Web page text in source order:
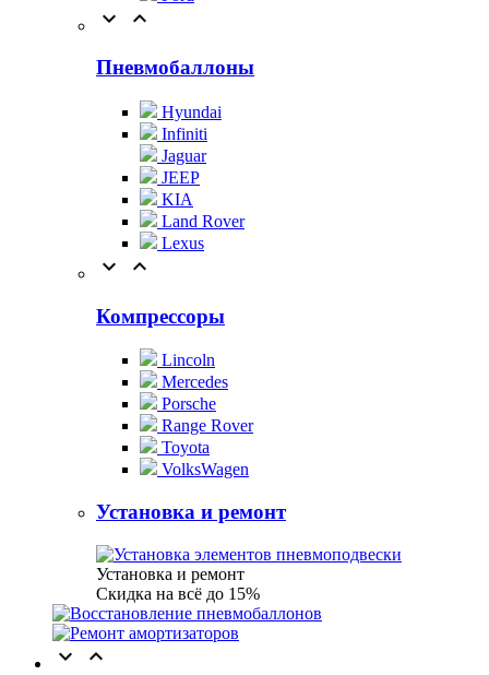
 
Пневмобаллоны
Hyundai
Infiniti
Jaguar
JEEP
KIA
Land Rover
Lexus
 
Компрессоры
Lincoln
Mercedes
Porsche
Range Rover
Toyota
VolksWagen
Установка и ремонт
Установка и ремонт
Скидка на всё до 15%
 